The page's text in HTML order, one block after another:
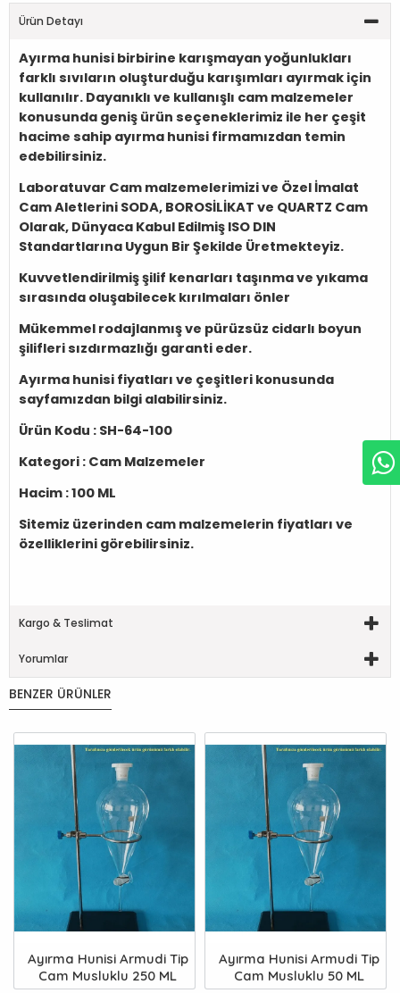
BENZER ÜRÜNLER
Ayırma Hunisi Armudi Tip
Cam Musluklu 250 ML
Ayırma Hunisi Armudi Tip
Cam Musluklu 50 ML
Ürün Detayı
Ayırma hunisi birbirine karışmayan yoğunlukları
farklı sıvıların oluşturduğu karışımları ayırmak için
kullanılır. Dayanıklı ve kullanışlı cam malzemeler
konusunda geniş ürün seçeneklerimiz ile her çeşit
hacime sahip ayırma hunisi firmamızdan temin
edebilirsiniz.
Laboratuvar Cam malzemelerimizi ve Özel İmalat
Cam Aletlerini SODA, BOROSİLİKAT ve QUARTZ Cam
Olarak, Dünyaca Kabul Edilmiş ISO DIN
Standartlarına Uygun Bir Şekilde Üretmekteyiz.
Kuvvetlendirilmiş şilif kenarları taşınma ve yıkama
sırasında oluşabilecek kırılmaları önler
Mükemmel rodajlanmış ve pürüzsüz cidarlı boyun
şilifleri sızdırmazlığı garanti eder.
Ayırma hunisi fiyatları ve çeşitleri konusunda
sayfamızdan bilgi alabilirsiniz.
Ürün Kodu : SH-64-100
Kategori : Cam Malzemeler
Hacim :100 ML
Sitemiz üzerinden cam malzemelerin fiyatları ve
özelliklerini görebilirsiniz.
Kargo & Teslimat
Yorumlar